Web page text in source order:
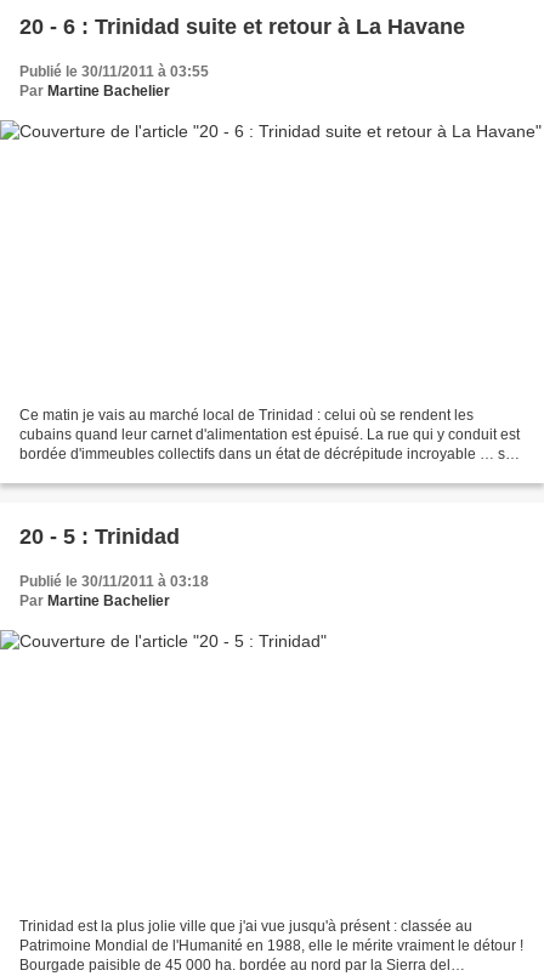
20 - 6 : Trinidad suite et retour à La Havane
Publié le 30/11/2011 à 03:55
Par Martine Bachelier
Ce matin je vais au marché local de Trinidad : celui où se rendent les
cubains quand leur carnet d'alimentation est épuisé. La rue qui y conduit est
bordée d'immeubles collectifs dans un état de décrépitude incroyable … sur
20 - 5 : Trinidad
Publié le 30/11/2011 à 03:18
Par Martine Bachelier
Trinidad est la plus jolie ville que j'ai vue jusqu'à présent : classée au
Patrimoine Mondial de l'Humanité en 1988, elle le mérite vraiment le détour !
Bourgade paisible de 45 000 ha. bordée au nord par la Sierra del